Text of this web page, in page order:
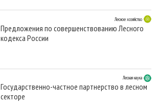
Лесное хозяйство
Предложения по совершенствованию Лесного
кодекса России
Лесная наука
Государственно-частное партнерство в лесном
секторе